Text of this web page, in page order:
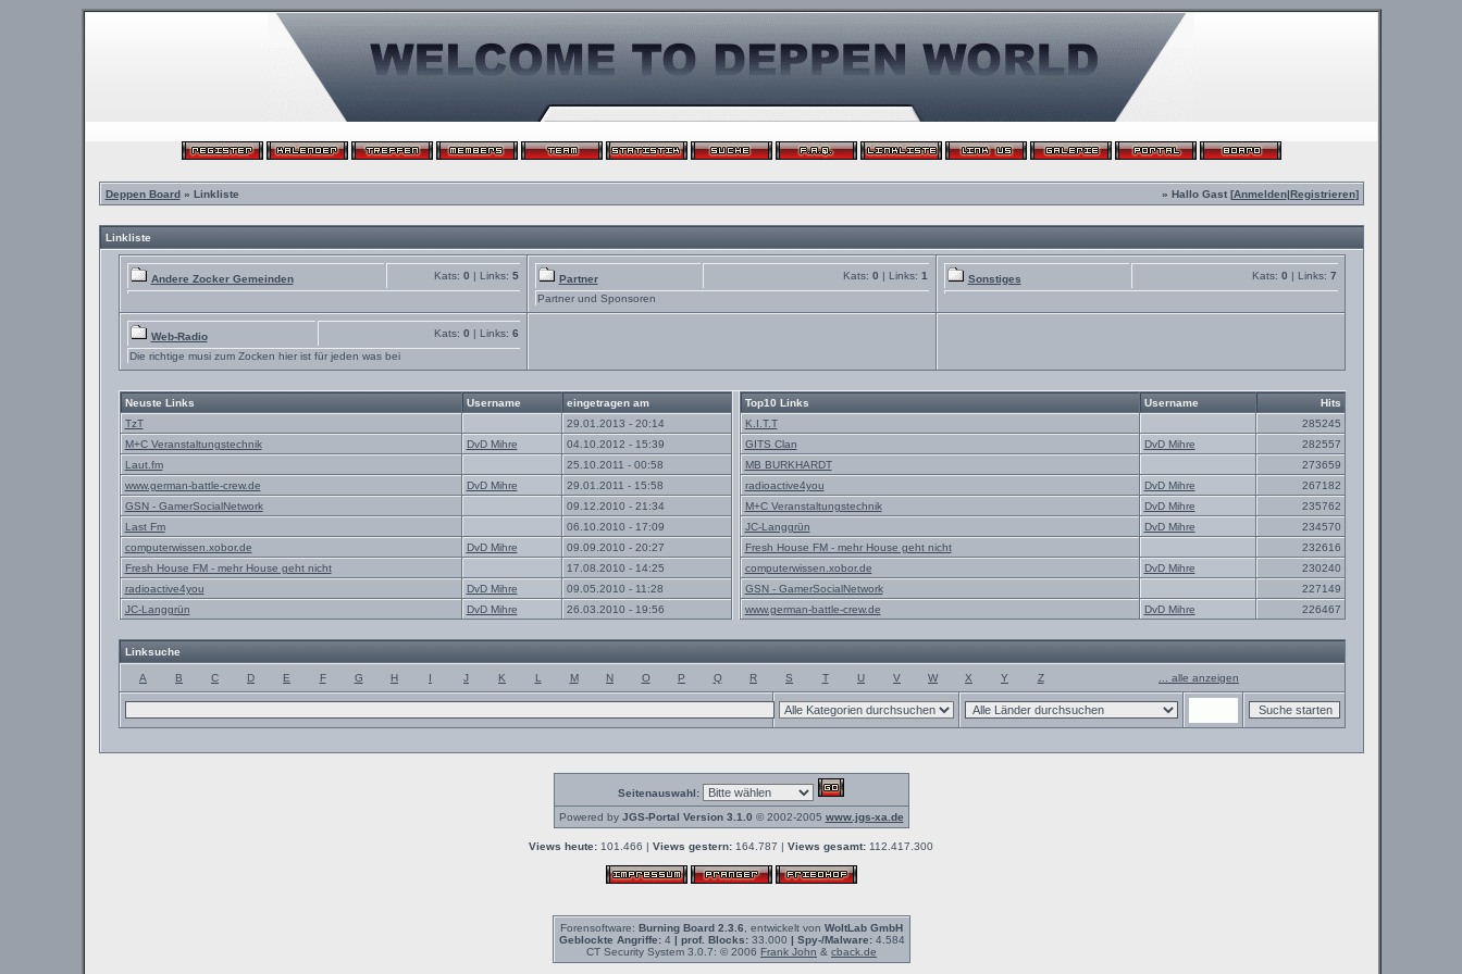
Deppen Board» Linkliste » Hallo Gast [Anmelden|Registrieren]
Linkliste
Andere Zocker Gemeinden Kats: 0 | Links: 5 Partner Kats: 0 | Links: 1
Partner und Sponsoren
Sonstiges Kats: 0 | Links: 7
Web-Radio Kats: 0 | Links: 6
Die richtige musi zum Zocken hier ist für jeden was bei
Neuste Links Username
eingetragen am
TzT
29.01.2013 - 20:14
M+C Veranstaltungstechnik
DvD Mihre
04.10.2012 - 15:39
Laut.fm
25.10.2011 - 00:58
www.german-battle-crew.de
DvD Mihre
29.01.2011 - 15:58
GSN - GamerSocialNetwork
09.12.2010 - 21:34
Last Fm
06.10.2010 - 17:09
computerwissen.xobor.de
DvD Mihre
09.09.2010 - 20:27
Fresh House FM - mehr House geht nicht
17.08.2010 - 14:25
radioactive4you
DvD Mihre
09.05.2010 - 11:28
JC-Langgrün
DvD Mihre 26.03.2010 - 19:56
Top10 Links Username
Hits
K.I.T.T
285245
GITS Clan
DvD Mihre
282557
MB BURKHARDT
273659
radioactive4you
DvD Mihre
267182
M+C Veranstaltungstechnik
DvD Mihre
235762
JC-Langgrün
DvD Mihre
234570
Fresh House FM - mehr House geht nicht
232616
computerwissen.xobor.de
DvD Mihre
230240
GSN - GamerSocialNetwork
227149
www.german-battle-crew.de
DvD Mihre 226467
Linksuche
A B C D E F G H I J K L M N O P Q R S T U V W X Y Z ... alle anzeigen
Seitenauswahl:
Powered by JGS-Portal Version 3.1.0 © 2002-2005 www.jgs-xa.de
Views heute: 101.466 | Views gestern: 164.787 | Views gesamt: 112.417.300
Forensoftware: Burning Board 2.3.6 , entwickelt von WoltLab GmbH
Geblockte Angriffe:4 | prof. Blocks:33.000 | Spy-/Malware:4.584
CT Security System 3.0.7: © 2006 Frank John & cback.de